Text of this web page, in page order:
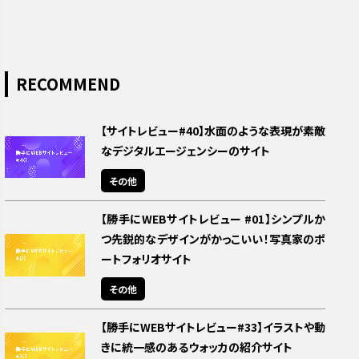
RECOMMEND
【サイトレビュー#40】水面のような表現が素敵
なデジタルエージェンシーのサイト
その他
【勝手にWEBサイトレビュー #01】シンプルか
つ先鋭的なデザインがかっこいい！写真家のポ
ートフォリオサイト
その他
【勝手にWEBサイトレビュー#33】イラストや動
きに統一感のあるウォッカの紹介サイト